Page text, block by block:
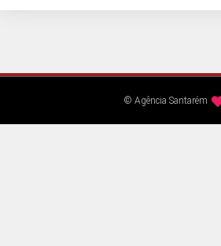
© Agência Santarém